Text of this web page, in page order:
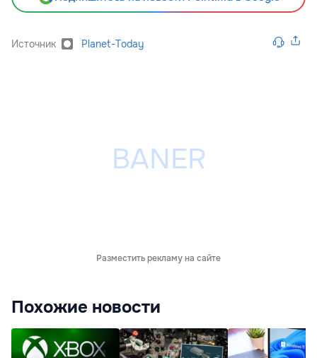
Источник Planet-Today
Разместить рекламу на сайте
Похожие новости